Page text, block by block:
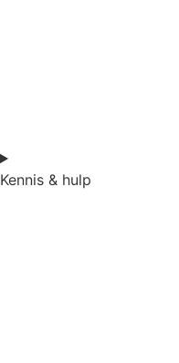
Kennis & hulp